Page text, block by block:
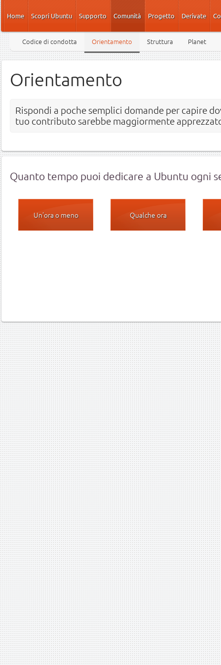
Salta al contenuto principale
Home
Scopri Ubuntu Supporto Comunità Progetto Derivate
Codice di condotta Orientamento Struttura Planet
Orientamento
Rispondi a poche semplici domande per capire
tuo contributo sarebbe maggiormente
Quanto tempo puoi dedicare a Ubuntu ogni
Un'ora o meno Qualche ora